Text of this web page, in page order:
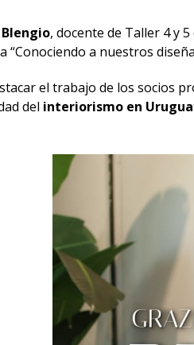
, docente de Taller 4 y 5
“Conociendo a nuestros
el trabajo de los socios
del interiorismo en